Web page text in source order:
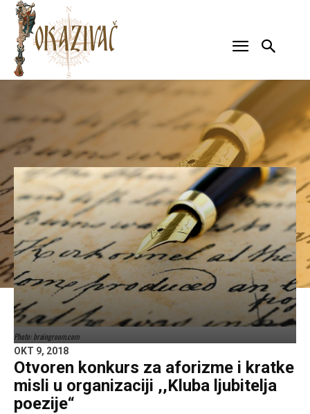
Photo: braingroom.com
OKT 9, 2018
Otvoren konkurs za aforizme i kratke
misli u organizaciji ,,Kluba ljubitelja
poezije“